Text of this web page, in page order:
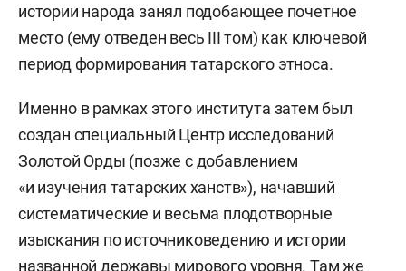
истории народа занял подобающее почетное
место (ему отведен весь III том) как ключевой
период формирования татарского этноса.
Именно в рамках этого института затем был
создан специальный Центр исследований
Золотой Орды (позже с добавлением
«и изучения татарских ханств»), начавший
систематические и весьма плодотворные
изыскания по источниковедению и истории
названной державы мирового уровня. Там же